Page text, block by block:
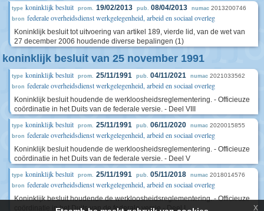
type koninklijk besluit prom. 19/02/2013 pub. 08/04/2013 numac 2013200746
bron federale overheidsdienst werkgelegenheid, arbeid en sociaal overleg
Koninklijk besluit tot uitvoering van artikel 189, vierde lid, van de wet van
27 december 2006 houdende diverse bepalingen (1)
koninklijk besluit van 25 november 1991
type koninklijk besluit prom. 25/11/1991 pub. 04/11/2021 numac 2021033562
bron federale overheidsdienst werkgelegenheid, arbeid en sociaal overleg
Koninklijk besluit houdende de werkloosheidsreglementering. - Officieuze
coördinatie in het Duits van de federale versie. - Deel VIII
type koninklijk besluit prom. 25/11/1991 pub. 06/11/2020 numac 2020015855
bron federale overheidsdienst werkgelegenheid, arbeid en sociaal overleg
Koninklijk besluit houdende de werkloosheidsreglementering. - Officieuze
coördinatie in het Duits van de federale versie. - Deel V
type koninklijk besluit prom. 25/11/1991 pub. 05/11/2018 numac 2018014576
bron federale overheidsdienst werkgelegenheid, arbeid en sociaal overleg
Koninklijk besluit houdende de werkloosheidsreglementering. - Officieuze
coördinatie in het Duits van de federale versie - Deel I
x